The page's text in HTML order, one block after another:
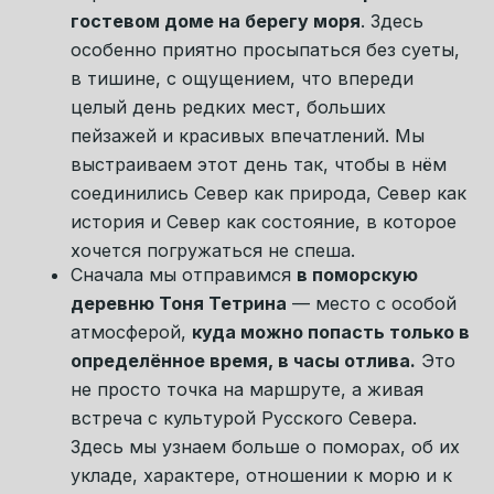
ногами среди камней можно найти
аметисты и флюориты. Когда-то это
месторождение разрабатывали поморы и
монахи, а сегодня оно сохранилось как
геологический памятник природы. Здесь
особенно остро чувствуется редкость
момента: море, простор, тишина и берег,
усыпанный минералами, который выглядит
почти нереально даже вживую.
которых хочется ехать на Север снова и
безлюдные бухты,
многокилометровый песчаный пляж,
побережье с отвесными берегами и
можжевельником, маяк, ягельные поля и
древние сосновые леса.Мы будем
останавливаться в самых красивых точках,
чтобы не просто увидеть маршрут, а